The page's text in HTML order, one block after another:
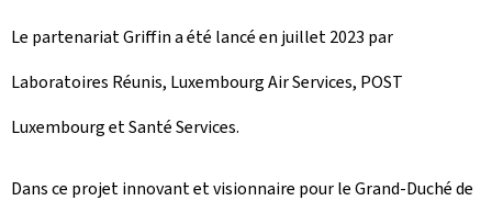
Le partenariat Griffin a été lancé en juillet 2023 par
Laboratoires Réunis, Luxembourg Air Services, POST
Luxembourg et Santé Services.
Dans ce projet innovant et visionnaire pour le Grand-Duché de